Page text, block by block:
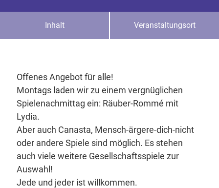
Inhalt Veranstaltungsort
Offenes Angebot für alle!
Montags laden wir zu einem vergnüglichen
Spielenachmittag ein: Räuber-Rommé mit
Lydia.
Aber auch Canasta, Mensch-ärgere-dich-nicht
oder andere Spiele sind möglich. Es stehen
auch viele weitere Gesellschaftsspiele zur
Auswahl!
Jede und jeder ist willkommen.